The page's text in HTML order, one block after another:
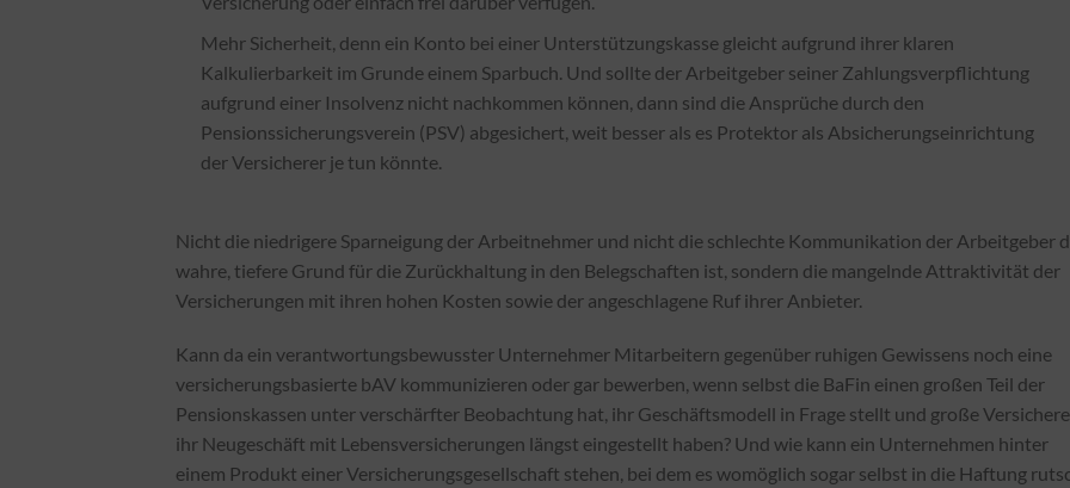
Mehr Sicherheit, denn ein Konto bei einer Unterstützungskasse gleicht aufgrund ihrer klaren
Kalkulierbarkeit im Grunde einem Sparbuch. Und sollte der Arbeitgeber seiner Zahlungsverpflichtung
aufgrund einer Insolvenz nicht nachkommen können, dann sind die Ansprüche durch den
Pensionssicherungsverein (PSV) abgesichert, weit besser als es Protektor als Absicherungseinrichtung
der Versicherer je tun könnte.
Nicht die niedrigere Sparneigung der Arbeitnehmer und nicht die schlechte Kommunikation der Arbeitgeber
wahre, tiefere Grund für die Zurückhaltung in den Belegschaften ist, sondern die mangelnde Attraktivität der
Versicherungen mit ihren hohen Kosten sowie der angeschlagene Ruf ihrer Anbieter.
Kann da ein verantwortungsbewusster Unternehmer Mitarbeitern gegenüber ruhigen Gewissens noch eine
versicherungsbasierte bAV kommunizieren oder gar bewerben, wenn selbst die BaFin einen großen Teil der
Pensionskassen unter verschärfter Beobachtung hat, ihr Geschäftsmodell in Frage stellt und große
ihr Neugeschäft mit Lebensversicherungen längst eingestellt haben? Und wie kann ein Unternehmen hinter
einem Produkt einer Versicherungsgesellschaft stehen, bei dem es womöglich sogar selbst in die Haftung